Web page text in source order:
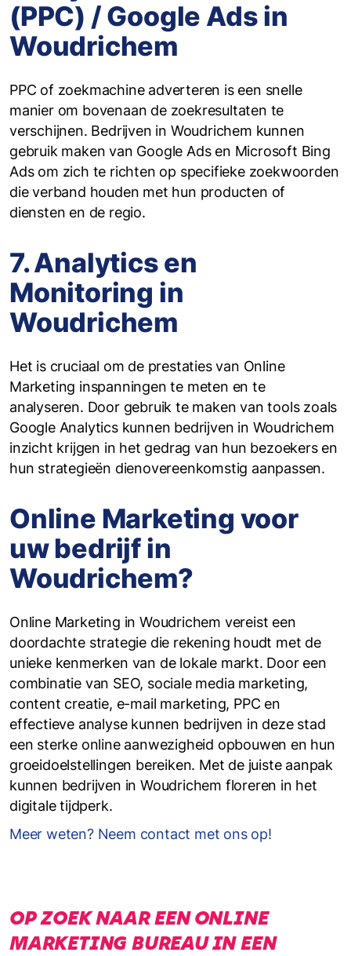
(PPC) / Google Ads in
Woudrichem
PPC of zoekmachine adverteren is een snelle
manier om bovenaan de zoekresultaten te
verschijnen. Bedrijven in Woudrichem kunnen
gebruik maken van Google Ads en Microsoft Bing
Ads om zich te richten op specifieke zoekwoorden
die verband houden met hun producten of
diensten en de regio.
7. Analytics en
Monitoring in
Woudrichem
Het is cruciaal om de prestaties van Online
Marketing inspanningen te meten en te
analyseren. Door gebruik te maken van tools zoals
Google Analytics kunnen bedrijven in Woudrichem
inzicht krijgen in het gedrag van hun bezoekers en
hun strategieën dienovereenkomstig aanpassen.
Online Marketing voor
uw bedrijf in
Woudrichem?
Online Marketing in Woudrichem vereist een
doordachte strategie die rekening houdt met de
unieke kenmerken van de lokale markt. Door een
combinatie van SEO, sociale media marketing,
content creatie, e-mail marketing, PPC en
effectieve analyse kunnen bedrijven in deze stad
een sterke online aanwezigheid opbouwen en hun
groeidoelstellingen bereiken. Met de juiste aanpak
kunnen bedrijven in Woudrichem floreren in het
digitale tijdperk.
Meer weten? Neem contact met ons op!
OP ZOEK NAAR EEN ONLINE
MARKETING BUREAU IN EEN